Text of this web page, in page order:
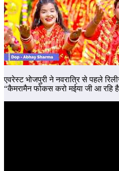
एवरेस्ट भोजपुरी ने नवरात्रि से पहले
“कैमरामैन फोकस करो मईया जी आ रहि